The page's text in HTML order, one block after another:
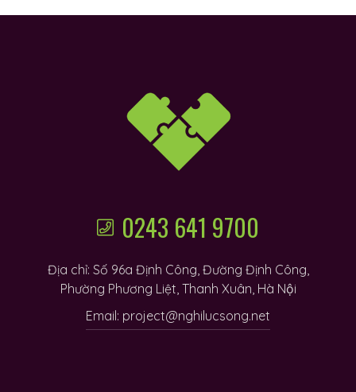
0243 641 9700
Địa chỉ: Số 96a Định Công, Đường Định Công,
Phường Phương Liệt, Thanh Xuân, Hà Nội
Email: project@nghilucsong.net